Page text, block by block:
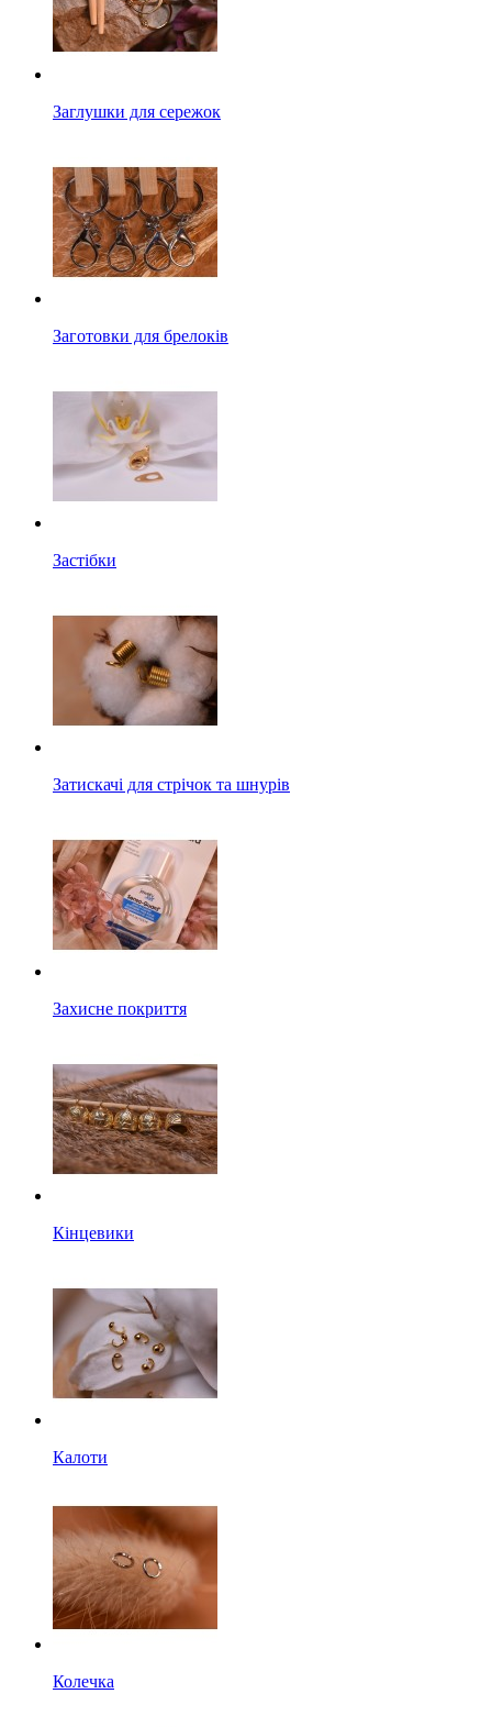
Заглушки для сережок
Заготовки для брелоків
Застібки
Затискачі для стрічок та шнурів
Захисне покриття
Кінцевики
Калоти
Колечка